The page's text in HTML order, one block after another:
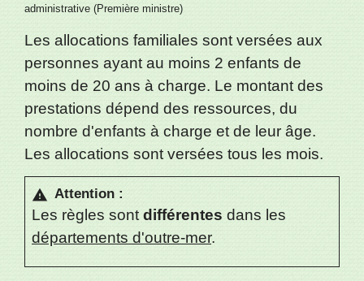
administrative (Première ministre)
Les allocations familiales sont versées aux
personnes ayant au moins 2 enfants de
moins de 20 ans à charge. Le montant des
prestations dépend des ressources, du
nombre d'enfants à charge et de leur âge.
Les allocations sont versées tous les mois.
warning Attention :
Les règles sont différentes dans les
départements d'outre-mer.